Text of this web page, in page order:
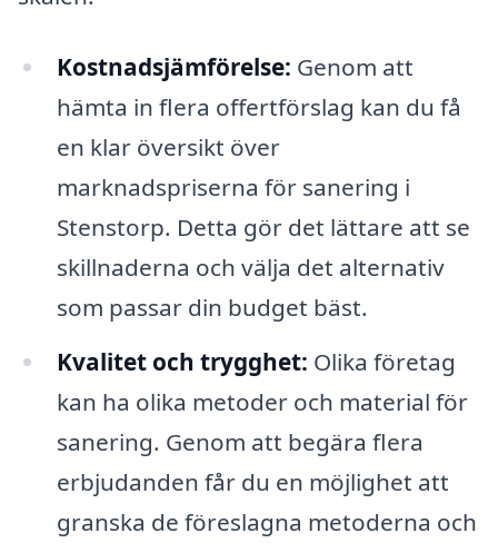
Kostnadsjämförelse: Genom att
hämta in flera offertförslag kan du få
en klar översikt över
marknadspriserna för sanering i
Stenstorp. Detta gör det lättare att se
skillnaderna och välja det alternativ
som passar din budget bäst.
Kvalitet och trygghet: Olika företag
kan ha olika metoder och material för
sanering. Genom att begära flera
erbjudanden får du en möjlighet att
granska de föreslagna metoderna och